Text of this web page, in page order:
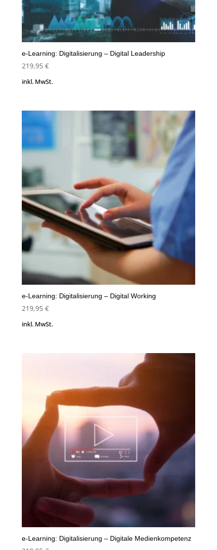
e-Learning: Digitalisierung – Digital Leadership
219,95 €
inkl. MwSt.
e-Learning: Digitalisierung – Digital Working
219,95 €
inkl. MwSt.
e-Learning: Digitalisierung – Digitale Medienkompetenz